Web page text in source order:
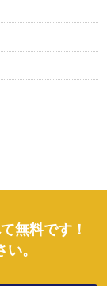
無料です！
。